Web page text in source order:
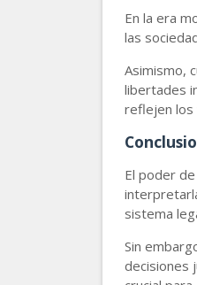
En la era
las
Asimismo,
libertades
reflejen los
El poder
sistema
Sin
decisiones